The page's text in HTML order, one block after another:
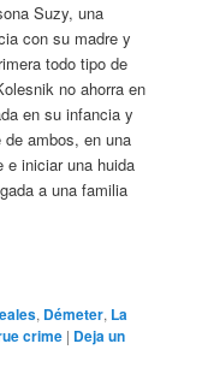
Suzy, una
con su madre y
todo tipo de
no ahorra en
en su infancia y
ambos, en una
e iniciar una huida
a una familia
, Démeter, La
crime | Deja un